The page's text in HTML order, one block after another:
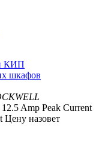
КИП
шкафов
Amp Peak Current
Цену назовет